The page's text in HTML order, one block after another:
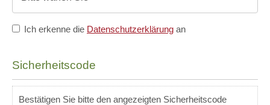
Ich erkenne die Datenschutzerklärung an
Sicherheitscode
Bestätigen Sie bitte den angezeigten Sicherheitscode